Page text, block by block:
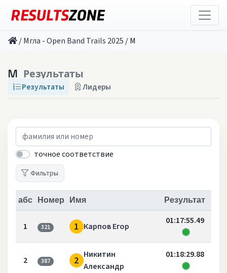
/Мгла - Open Band Trails 2025 /M
M Результаты
Результаты Лидеры
точное соответствие
Фильтры
абс Номер Имя Результат
1 321 1 Карпов Егор
01:17:55.49
2 387 2 Никитин
Александр
01:18:29.88